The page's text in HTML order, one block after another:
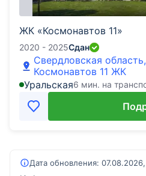
ЖК «Космонавтов 11»
2020 - 2025Сдан
Свердловская
Космонавтов 11 ЖК
Уральская6 мин. на
Дата обновления: